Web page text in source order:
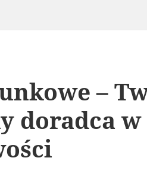
–
doradca w